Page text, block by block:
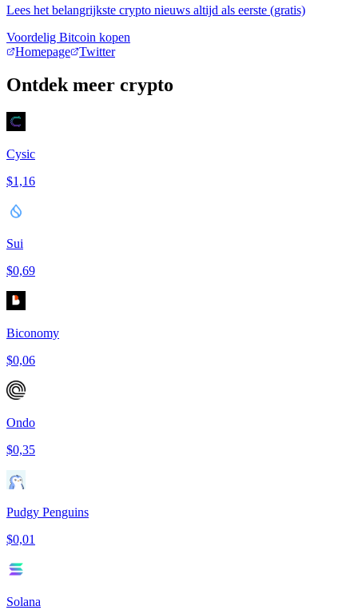
Lees het belangrijkste crypto nieuws altijd als eerste (gratis)
Voordelig Bitcoin kopen
Homepage
Twitter
Ontdek meer crypto
Cysic
$1,16
Sui
$0,69
Biconomy
$0,06
Ondo
$0,35
Pudgy Penguins
$0,01
Solana